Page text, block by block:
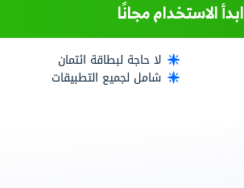
ابدأ الاستخدام مجانًا
لا حاجة لبطاقة ائتمان
شامل لجميع التطبيقات